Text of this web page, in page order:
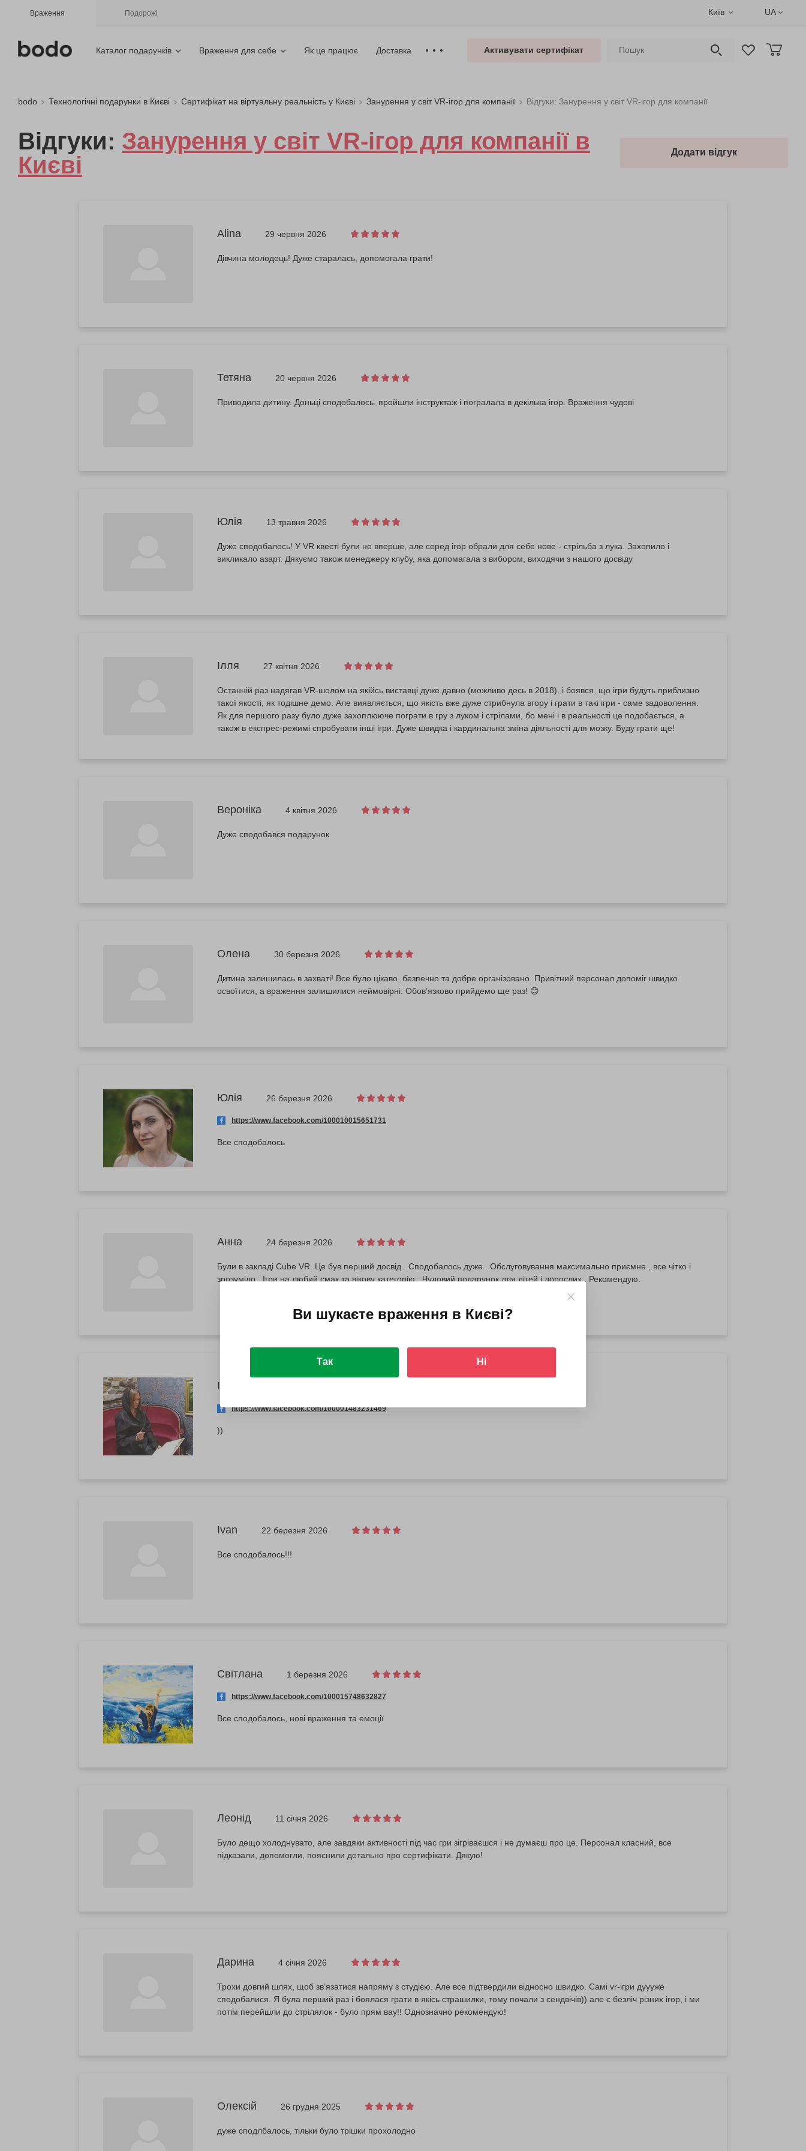
Враження Подорожі Київ UA
Каталог подарунків Враження для себе Як це працює Доставка Активувати сертифікат
bodo Технологічні подарунки в Києві Сертифікат на віртуальну реальність у Києві Занурення у світ VR-ігор для компанії Відгуки: Занурення у світ VR-ігор для компанії
Відгуки: Занурення у світ VR-ігор для компанії в
Києві
Додати відгук
Alina 29 червня 2026
Дівчина молодець! Дуже старалась, допомогала грати!
Тетяна 20 червня 2026
Приводила дитину. Доньці сподобалось, пройшли інструктаж і погралала в декілька ігор. Враження чудові
Юлія 13 травня 2026
Дуже сподобалось! У VR квесті були не вперше, але серед ігор обрали для себе нове - стрільба з лука. Захопило і
викликало азарт. Дякуємо також менеджеру клубу, яка допомагала з вибором, виходячи з нашого досвіду
Ілля 27 квітня 2026
Останній раз надягав VR-шолом на якійсь виставці дуже давно (можливо десь в 2018), і боявся, що ігри будуть приблизно
такої якості, як тодішне демо. Але виявляється, що якість вже дуже стрибнула вгору і грати в такі ігри - саме задоволення.
Як для першого разу було дуже захоплююче пограти в гру з луком і стрілами, бо мені і в реальності це подобається, а
також в експрес-режимі спробувати інші ігри. Дуже швидка і кардинальна зміна діяльності для мозку. Буду грати ще!
Вероніка 4 квітня 2026
Дуже сподобався подарунок
Олена 30 березня 2026
Дитина залишилась в захваті! Все було цікаво, безпечно та добре організовано. Привітний персонал допоміг швидко
освоїтися, а враження залишилися неймовірні. Обов’язково прийдемо ще раз! 😊
Юлія 26 березня 2026
https://www.facebook.com/100010015651731
Все сподобалось
Анна 24 березня 2026
Були в закладі Cube VR. Це був перший досвід . Сподобалось дуже . Обслуговування максимально приємне , все чітко і
зрозуміло . Ігри на любий смак та вікову категорію . Чудовий подарунок для дітей і дорослих . Рекомендую.
Ірина
https://www.facebook.com/100001483231469
))
Ivan 22 березня 2026
Все сподобалось!!!
Світлана 1 березня 2026
https://www.facebook.com/100015748632827
Все сподобалось, нові враження та емоції
Леонід 11 січня 2026
Було дещо холоднувато, але завдяки активності під час гри зігріваєшся і не думаєш про це. Персонал класний, все
підказали, допомогли, пояснили детально про сертифікати. Дякую!
Дарина 4 січня 2026
Трохи довгий шлях, щоб звʼязатися напряму з студією. Але все підтвердили відносно швидко. Самі vr-ігри дуууже
сподобалися. Я була перший раз і боялася грати в якісь страшилки, тому почали з сендвічів)) але є безліч різних ігор, і ми
потім перейшли до стрілялок - було прям вау!! Однозначно рекомендую!
Олексій 26 грудня 2025
дуже сподлбалось, тільки було трішки прохолодно
Ви шукаєте враження в Києві?
Так Ні